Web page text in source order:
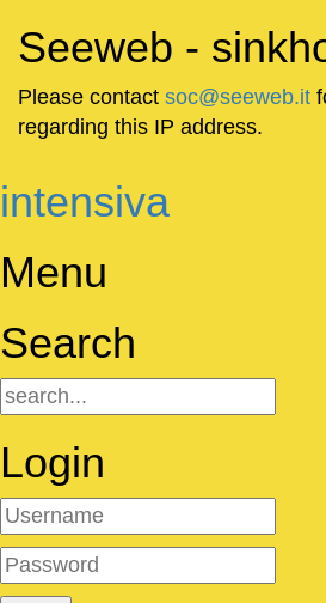
Seeweb -
Please contact soc@seeweb.it
regarding this IP address.
intensiva
Menu
Search
Login